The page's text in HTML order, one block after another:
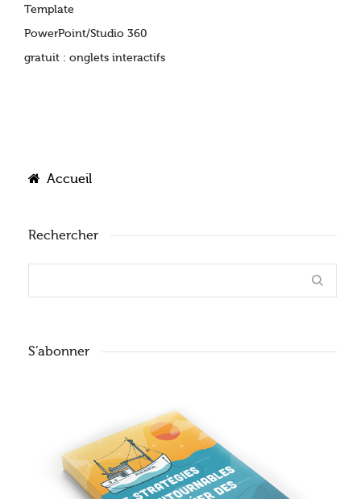
Template
PowerPoint/Studio 360
gratuit : onglets interactifs
Accueil
Rechercher
S’abonner